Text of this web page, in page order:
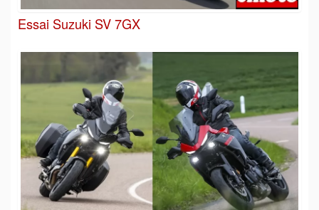
Essai Suzuki SV 7GX